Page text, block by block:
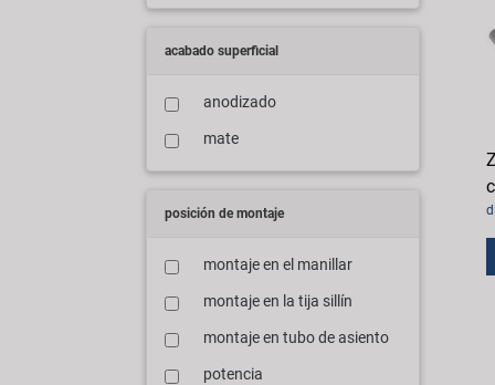
acabado superficial
anodizado
mate
posición de montaje
montaje en el manillar
montaje en la tija sillín
montaje en tubo de asiento
potencia